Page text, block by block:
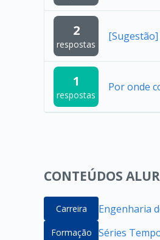
2
respostas
1
respostas
Por onde
CONTEÚDOS
Carreira Engenharia
Formação Séries